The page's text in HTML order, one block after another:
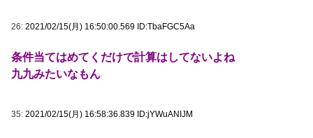
26: 2021/02/15(月) 16:50:00.569 ID:TbaFGC5Aa
条件当てはめてくだけで計算はしてないよね
九九みたいなもん
35: 2021/02/15(月) 16:58:36.839 ID:jYWuANIJM